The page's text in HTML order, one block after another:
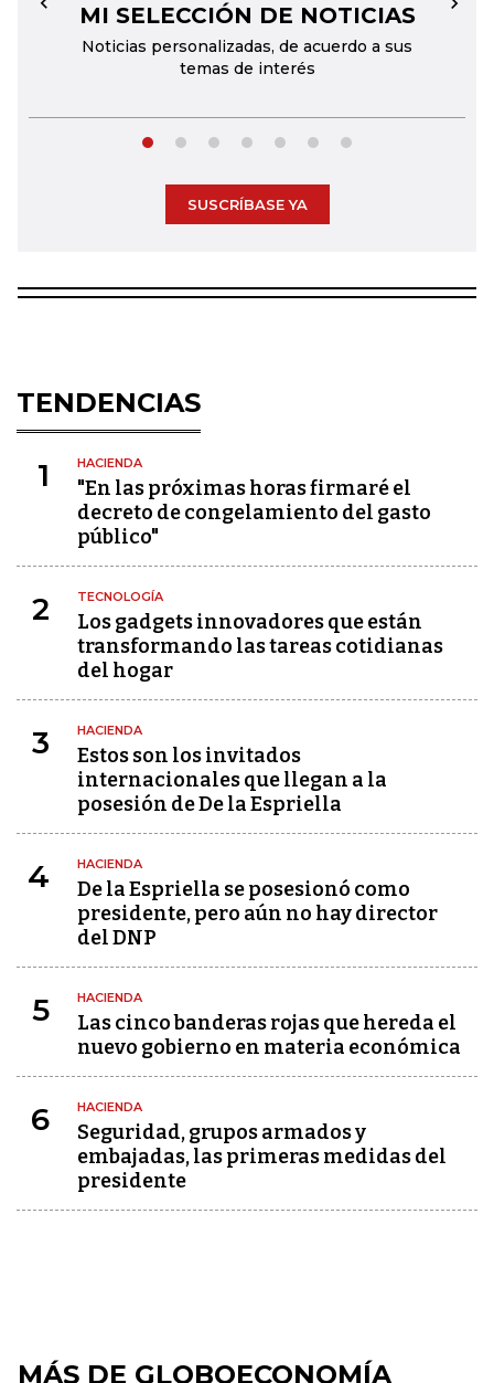
MI SELECCIÓN DE NOTICIAS
Noticias personalizadas, de acuerdo a sus
temas de interés
← →
SUSCRÍBASE YA
TENDENCIAS
1 HACIENDA
"En las próximas horas firmaré el
decreto de congelamiento del gasto
público"
2 TECNOLOGÍA
Los gadgets innovadores que están
transformando las tareas cotidianas
del hogar
3 HACIENDA
Estos son los invitados
internacionales que llegan a la
posesión de De la Espriella
4 HACIENDA
De la Espriella se posesionó como
presidente, pero aún no hay director
del DNP
5 HACIENDA
Las cinco banderas rojas que hereda el
nuevo gobierno en materia económica
6 HACIENDA
Seguridad, grupos armados y
embajadas, las primeras medidas del
presidente
MÁS DE GLOBOECONOMÍA